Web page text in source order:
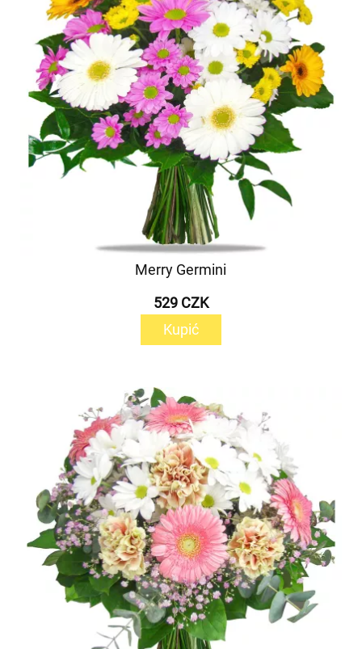
Merry Germini
529 CZK
Kupić